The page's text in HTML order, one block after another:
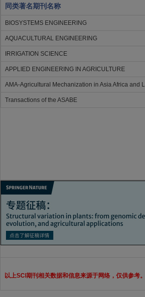
同类著名期刊名称
BIOSYSTEMS ENGINEERING
AQUACULTURAL ENGINEERING
IRRIGATION SCIENCE
APPLIED ENGINEERING IN AGRICULTURE
AMA-Agricultural Mechanization in Asia Africa and
Transactions of the ASABE
以上SCI期刊相关数据和信息来源于网络，仅供参考。